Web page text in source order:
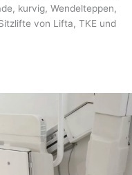
kurvig, Wendelteppen,
von Lifta, TKE und